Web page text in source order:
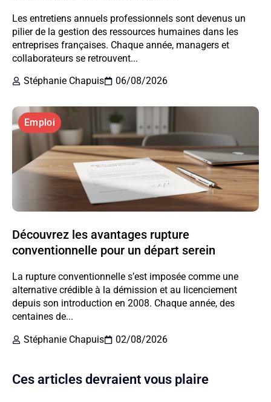
Les entretiens annuels professionnels sont devenus un
pilier de la gestion des ressources humaines dans les
entreprises françaises. Chaque année, managers et
collaborateurs se retrouvent...
Stéphanie Chapuis
06/08/2026
Emploi
Découvrez les avantages rupture
conventionnelle pour un départ serein
La rupture conventionnelle s’est imposée comme une
alternative crédible à la démission et au licenciement
depuis son introduction en 2008. Chaque année, des
centaines de...
Stéphanie Chapuis
02/08/2026
Ces articles devraient vous plaire